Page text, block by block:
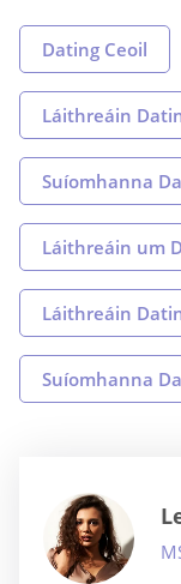
Dating Ceoil
Láithreáin
Suíomhanna
Láithreáin um
Láithreáin
Suíomhanna